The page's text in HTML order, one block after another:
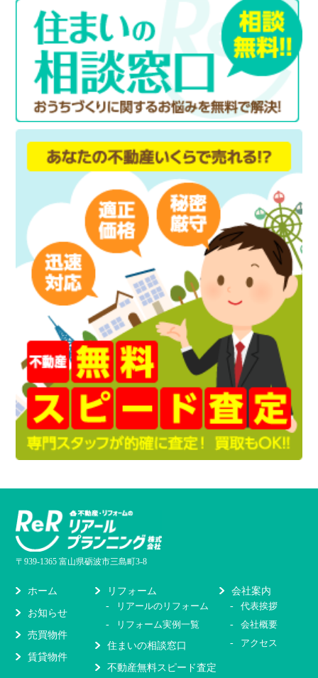
〒939-1365 富山県砺波市三島町3-8
ホーム
お知らせ
売買物件
賃貸物件
リフォーム
リアールのリフォーム
リフォーム実例一覧
住まいの相談窓口
不動産無料スピード査定
会社案内
代表挨拶
会社概要
アクセス